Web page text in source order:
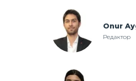
Onur
Редактор